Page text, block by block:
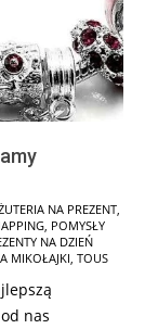
NA PREZENT
POMYSŁY
NA DZIEŃ
MIKOŁAJKI TOUS
nas